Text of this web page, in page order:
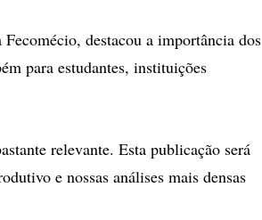
destacou a importância dos
para estudantes, instituições
relevante. Esta publicação será
e nossas análises mais densas